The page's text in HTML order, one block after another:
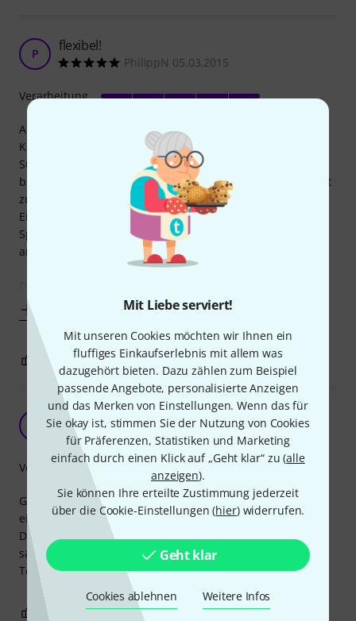
Mit Liebe serviert!
Mit unseren Cookies möchten wir Ihnen ein
fluffiges Einkaufserlebnis mit allem was
dazugehört bieten. Dazu zählen zum Beispiel
passende Angebote, personalisierte Anzeigen
und das Merken von Einstellungen. Wenn das für
Sie okay ist, stimmen Sie der Nutzung von Cookies
für Präferenzen, Statistiken und Marketing
einfach durch einen Klick auf „Geht klar“ zu (alle
anzeigen).
Sie können Ihre erteilte Zustimmung jederzeit
über die Cookie-Einstellungen (hier) widerrufen.
Geht klar
Cookies ablehnen Weitere Infos
P flexibel!
PhilippN 05.03.2015
Auf diesen Artikel lassen sich Mikrofonklemmen und
Kamerazubehör (Consumer-Ware) aufschrauben. Mit einer
Superclamp kann man das dann irgendwo befestigen. Ist
bspw. genial, um ein Athmo-Mikrofon irgendwo diskret fest
zu machen.
Ein C1000 hat eine Veranstaltung lang gehalten, meine
Spiegelreflex würde ich dem Teil allerdings nicht
anvertrauen.
Verarbeitung
2 BEWERTUNG MELDEN
Einwandfrei
Metalpapa 21.12.2021
Gekauft zusammen mit der Adam Hall Super Clamp, um
einen Monitor am Drumrack zu befestigen.
Das Teil steht dem Original in nichts nach - Gewinde sind
sauber geschnitten, Fertigungsqualität ist hoch.
Top Teil für einen top Preis.
Verarbeitung
0 BEWERTUNG MELDEN